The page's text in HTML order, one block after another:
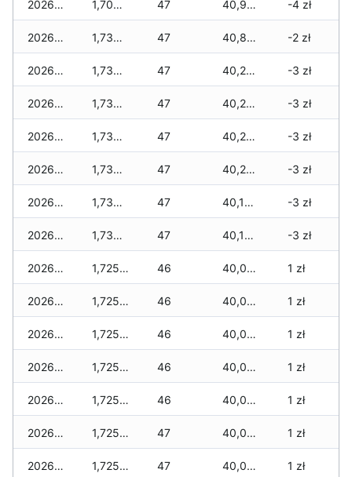
2026-05-13 1,700 zł 47 40,915 zł -4 zł
2026-05-12 1,735 zł 47 40,800 zł -2 zł
2026-05-09 1,735 zł 47 40,280 zł -3 zł
2026-05-08 1,735 zł 47 40,280 zł -3 zł
2026-05-07 1,735 zł 47 40,270 zł -3 zł
2026-05-06 1,735 zł 47 40,235 zł -3 zł
2026-05-05 1,735 zł 47 40,135 zł -3 zł
2026-05-04 1,735 zł 47 40,135 zł -3 zł
2026-05-03 1,725 zł 46 40,055 zł 1 zł
2026-05-02 1,725 zł 46 40,055 zł 1 zł
2026-05-01 1,725 zł 46 40,055 zł 1 zł
2026-04-30 1,725 zł 46 40,020 zł 1 zł
2026-04-29 1,725 zł 46 40,020 zł 1 zł
2026-04-28 1,725 zł 47 40,010 zł 1 zł
2026-04-27 1,725 zł 47 40,000 zł 1 zł